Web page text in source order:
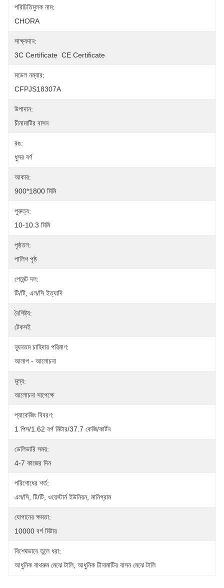
পরিচিতিমুলক নাম:
CHORA
সাক্ষ্যদান:
3C Certificate  CE Certificate
মডেল নম্বার:
CFPJS18307A
উপাদান:
চীনামাটির বাসন
রঙ:
ধুসর বর্ণ
আকার:
900*1800 মিমি
পুরুত্ব:
10-10.3 মিমি
পৃষ্ঠতল:
পালিশ পৃষ্ঠ
পেমেন্ট দল:
টি/টি, এল/সি ইত্যাদি
বৈশিষ্ট্য:
টেকসই
ন্যূনতম চাহিদার পরিমাণ:
আলাপ - আলোচনা
মূল্য:
আলোচনা সাপেক্ষে
প্যাকেজিং বিবরণ:
1 পিস/1.62 বর্গ মিটার/37.7 কেজি/কার্টন
ডেলিভারি সময়:
4-7 কাজের দিন
পরিশোধের শর্ত:
এল/সি, টি/টি, ওয়েস্টার্ন ইউনিয়ন, মানিগ্রাম
যোগানের ক্ষমতা:
10000 বর্গ মিটার
বিশেষভাবে তুলে ধরা:
আধুনিক বাথরুম মেঝে টালি আধুনিক চীনামাটির বাসন মেঝে টালি